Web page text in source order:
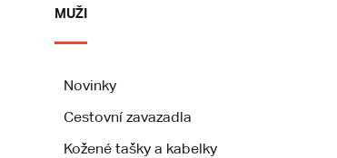
MUŽI
Novinky
Cestovní zavazadla
Kožené tašky a kabelky